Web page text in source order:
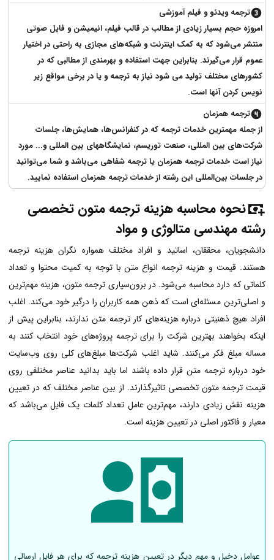
ترجمه ویدئو و فیلم آموزشی
امروزه حجم بسیار زیادی از مطالب در قالب فیلم، انیمیشن و فایل صوتی
منتشر می‌شود که به کمک اینترنت و شبکه‌های مجازی به راحتی در اختیار
عموم قرار می‌گیرند. بنابراین جهت استفاده و بهرمندی از مطالبی که در
کشورهای مختلف تولید می شود نیاز به ترجمه و یا در برخی مواقع زیر
نویس کردن آنها است.
ترجمه همزمان
از جمله مهمترین خدمات ترجمه که در کنفرانس‌ها، همایش‌ها، جلسات
شرکت‌های بین المللی، صنعت توریسم، نمایشگاههای بین المللی و... مورد
نیاز است خدمات ترجمه همزمان یا ترجمه شفاهی می‌باشد و شما می‌توانید
در جلسات بین‌المللی این رشته از خدمات ترجمه همزمان استفاده نمایید.
نحوه محاسبه هزینه ترجمه متون تخصصی
رشته مهندسی متالوژی و مواد
دانشجویان، محققان، اساتید و افراد مختلف همواره نگران هزینه ترجمه
هستند. قیمت و هزینه ترجمه انواع متن با توجه به کمیت محتوا و تعداد
کلماتی که دارد محاسبه می‌شود. در برون‌سپاری ترجمه متون، هزینه مهم‌ترین
و اصلی‌ترین مسئله‌ای است که ذهن همه کاربران را درگیر خود می‌کند. اغلب
افراد هیچ ذهنیتی درباره هزینه‌های کار ترجمه متن ندارند، بنابراین پیش از
اینکه بخواهند بهترین شرکت را برای ترجمه پروژه‌های خود انتخاب کنند به
مساله مبلغ فکر می‌کنند. شاید اغلب شرکت‌ها مبلغ‌های کلی روی وب‌سایت
خود درباره ترجمه متن قرار داده باشند اما باید بدانید عناصر مختلفی روی
قیمت ترجمه متون تخصصی تاثیرگذارند. از بین عناصر مختلف که در تعیین
هزینه نقش زیادی دارند، مهم‌ترین عامل تعداد کلمات یک فایل می‌باشد که
معیار و فاکتور اصلی در تعیین هزینه است.
عوامل دخیل و مهم دیگر در تعیین هزینه ترجمه که برای هر فایل ارسالی